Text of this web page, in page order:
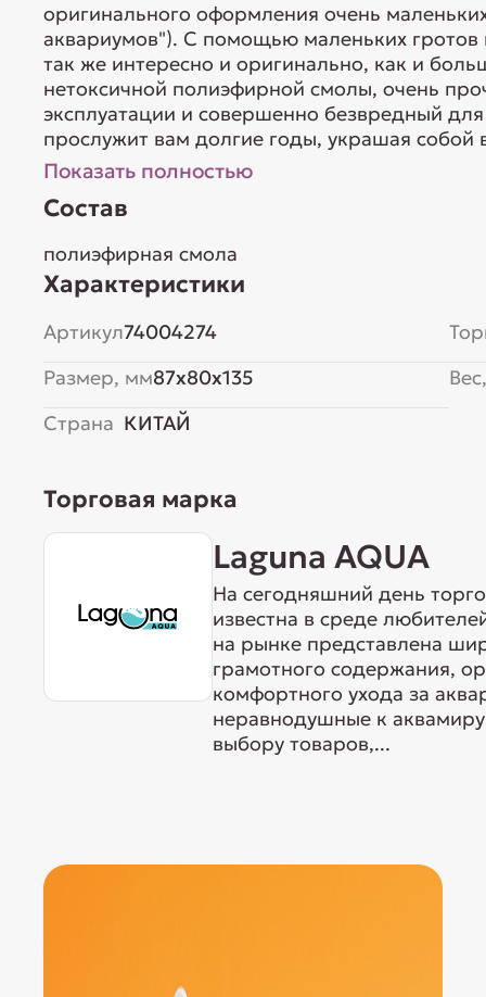
оригинального оформления очень
аквариумов"). С помощью маленьких
так же интересно и оригинально, как и
нетоксичной полиэфирной смолы, очень
эксплуатации и совершенно безвредный
прослужит вам долгие годы, украшая
Показать полностью
Состав
полиэфирная смола
Характеристики
Артикул74004274
Размер, мм87x80x135
Страна КИТАЙ
Торговая марка
Laguna AQUA
На сегодняшний день
известна в среде
на рынке представлена
грамотного содержания,
комфортного ухода за
неравнодушные к
выбору товаров,...